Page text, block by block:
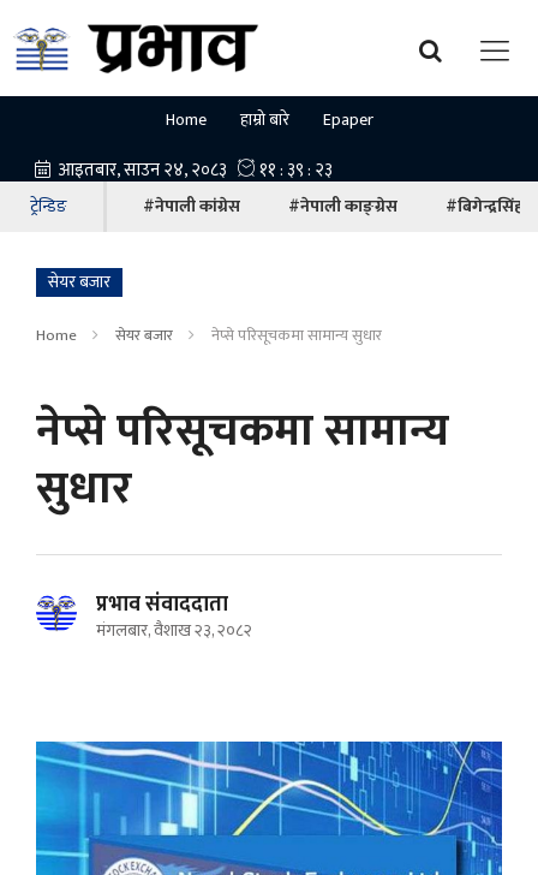
Home हाम्रो बारे Epaper
ट्रेन्डिङ #नेपाली कांग्रेस #नेपाली काङ्ग्रेस #बिगेन्द्रसिंह
सेयर बजार
Home सेयर बजार नेप्से परिसूचकमा सामान्य सुधार
नेप्से परिसूचकमा सामान्य
सुधार
प्रभाव संवाददाता
मंगलबार, वैशाख २३, २०८२